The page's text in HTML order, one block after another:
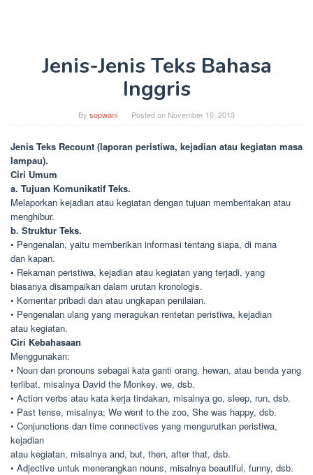
Jenis-Jenis Teks Bahasa
Inggris
By sopwani Posted on November 10, 2013
Jenis Teks Recount (laporan peristiwa, kejadian atau kegiatan masa
lampau).
Ciri Umum
a. Tujuan Komunikatif Teks.
Melaporkan kejadian atau kegiatan dengan tujuan memberitakan atau
menghibur.
b. Struktur Teks.
• Pengenalan, yaitu memberikan informasi tentang siapa, di mana
dan kapan.
• Rekaman peristiwa, kejadian atau kegiatan yang terjadi, yang
biasanya disampaikan dalam urutan kronologis.
• Komentar pribadi dan atau ungkapan penilaian.
• Pengenalan ulang yang meragukan rentetan peristiwa, kejadian
atau kegiatan.
Ciri Kebahasaan
Menggunakan:
• Noun dan pronouns sebagai kata ganti orang, hewan, atau benda yang
terlibat, misalnya David the Monkey, we, dsb.
• Action verbs atau kata kerja tindakan, misalnya go, sleep, run, dsb.
• Past tense, misalnya; We went to the zoo, She was happy, dsb.
• Conjunctions dan time connectives yang mengurutkan peristiwa,
kejadian
atau kegiatan, misalnya and, but, then, after that, dsb.
• Adjective untuk menerangkan nouns, misalnya beautiful, funny, dsb.